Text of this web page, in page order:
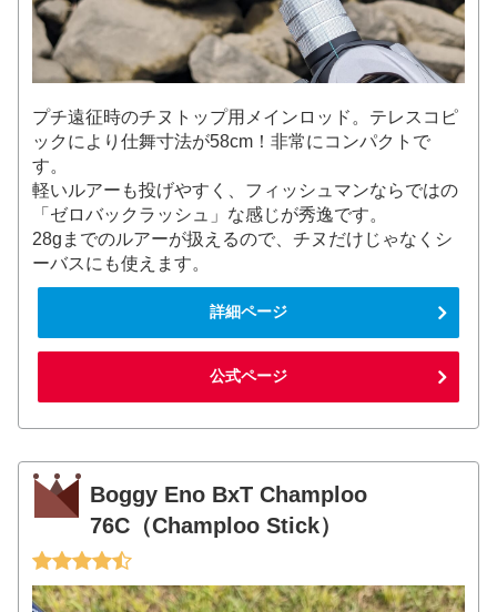
プチ遠征時のチヌトップ用メインロッド。テレスコピ
ックにより仕舞寸法が58cm！非常にコンパクトで
す。
軽いルアーも投げやすく、フィッシュマンならではの
「ゼロバックラッシュ」な感じが秀逸です。
28gまでのルアーが扱えるので、チヌだけじゃなくシ
ーバスにも使えます。
詳細ページ
公式ページ
Boggy Eno BxT Champloo
76C（Champloo Stick）